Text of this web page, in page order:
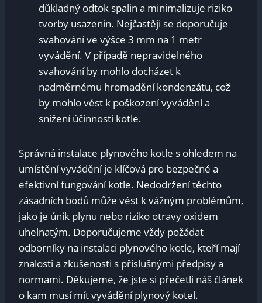
důkladný odtok spalin a minimalizuje riziko
tvorby usazenin. Nejčastěji se doporučuje
svahování ve výšce 3 mm na 1 metr
vyvádění. V případě nepravidelného
svahování by mohlo docházet k
nadměrnému hromadění kondenzátu, což
by mohlo vést k poškození vyvádění a
snížení účinnosti kotle.
Správná instalace plynového kotle s ohledem na
umístění vyvádění je klíčová pro bezpečné a
efektivní fungování kotle. Nedodržení těchto
zásadních bodů může vést k vážným problémům,
jako je únik plynu nebo riziko otravy oxidem
uhelnatým. Doporučujeme vždy požádat
odborníky na instalaci plynového kotle, kteří mají
znalosti a zkušenosti s příslušnými předpisy a
normami. Děkujeme, že jste si přečetli náš článek
o kam musí mít vyvádění plynový kotel.